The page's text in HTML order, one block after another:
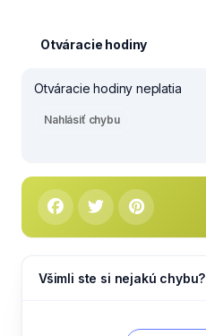
Otváracie hodiny
Otváracie hodiny neplatia
Nahlásiť chybu
Všimli ste si nejakú chybu?